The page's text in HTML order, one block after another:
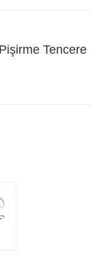
Tencere